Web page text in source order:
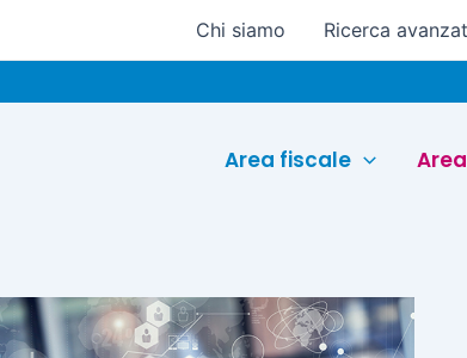
Chi siamo Ricerca
Area fiscale